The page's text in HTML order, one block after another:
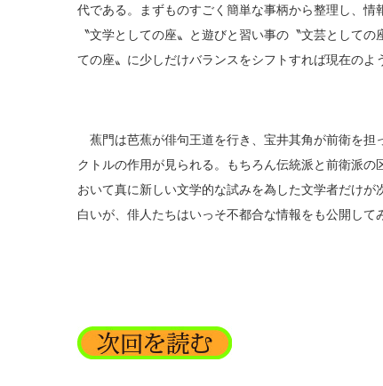
代である。まずものすごく簡単な事柄から整理し、
〝文学としての座〟と遊びと習い事の〝文芸として
ての座〟に少しだけバランスをシフトすれば現在のよ
蕉門は芭蕉が俳句王道を行き、宝井其角が前衛を
クトルの作用が見られる。もちろん伝統派と前衛派
おいて真に新しい文学的な試みを為した文学者だけ
白いが、俳人たちはいっそ不都合な情報をも公開して